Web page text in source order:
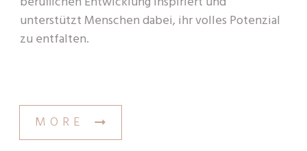
unterstützt Menschen dabei, ihr volles Potenzial
zu entfalten.
MORE